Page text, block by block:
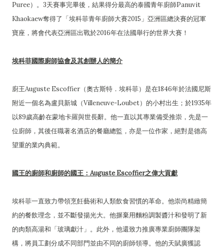
Puree）。3天賽事完畢後，結果得分最高的泰國青年廚師Panuvit
Khaokaew奪得了「埃科菲青年廚師大賽2015」亞洲區總決賽的冠軍
寶座，將會代表亞洲區出戰於2016年在法國舉行的世界大賽！
埃科菲國際廚師協會及其創辦人的簡介
廚王Auguste Escoffier（奧古斯特．埃科菲）是在1846年於法國尼斯
附近一個名為盧貝新城（Villeneuve-Loubet）的小村出生；於1935年
以89歲高齡在蒙地卡羅與世長辭。他一直以其專業備受推崇，先是一
位廚師，其後任職著名酒店的餐廳總監，亦是一位作家，絕對是德高
望重的業內典範。
國王的廚師和廚師的國王：Auguste Escoffier之偉大貢獻
埃科菲一直致力帶領烹飪藝術和人類飲食習慣的革命。他崇尚精緻簡
約的餐飲理念，並不斷發揚光大。他摒棄用麵粉調製醬汁和發明了新
的肉類高湯和「玻璃獻汁」。此外，他還致力推廣專業廚師團隊架
構，將員工劃分成不同部門並由不同的廚師領導。他的天賦廣獲認